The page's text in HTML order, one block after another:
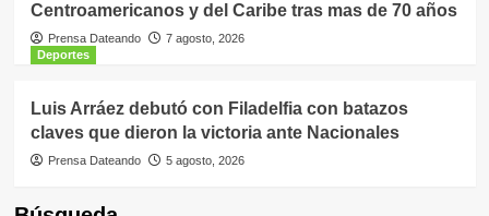
Centroamericanos y del Caribe tras mas de 70 años
Prensa Dateando
7 agosto, 2026
Deportes
Luis Arráez debutó con Filadelfia con batazos
claves que dieron la victoria ante Nacionales
Prensa Dateando 5 agosto, 2026